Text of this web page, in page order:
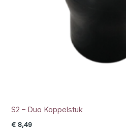
S2 – Duo Koppelstuk
€ 8,49